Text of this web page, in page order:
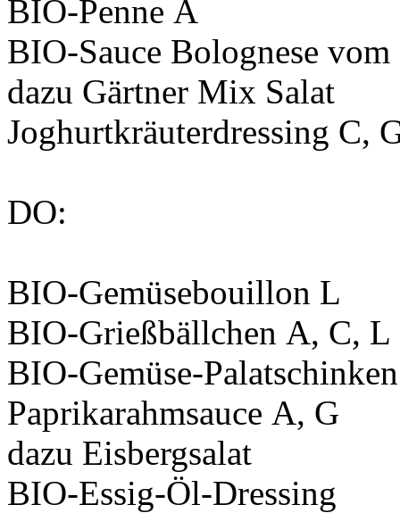
BIO-Penne A
BIO-Sauce Bolognese
dazu Gärtner Mix Salat
Joghurtkräuterdressing C,
DO:
BIO-Gemüsebouillon L
BIO-Grießbällchen A, C, L
BIO-Gemüse-
Paprikarahmsauce A, G
dazu Eisbergsalat
BIO-Essig-Öl-Dressing